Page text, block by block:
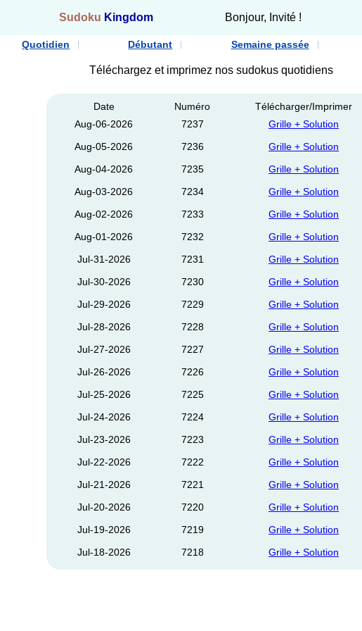
Sudoku Kingdom Bonjour, Invité !
Quotidien Débutant Semaine passée
Téléchargez et imprimez nos sudokus quotidiens
Date Numéro
Télécharger/Imprimer
Aug-06-2026
7237
Grille + Solution
Aug-05-2026
7236
Grille + Solution
Aug-04-2026
7235
Grille + Solution
Aug-03-2026
7234
Grille + Solution
Aug-02-2026
7233
Grille + Solution
Aug-01-2026
7232
Grille + Solution
Jul-31-2026
7231
Grille + Solution
Jul-30-2026
7230
Grille + Solution
Jul-29-2026
7229
Grille + Solution
Jul-28-2026
7228
Grille + Solution
Jul-27-2026
7227
Grille + Solution
Jul-26-2026
7226
Grille + Solution
Jul-25-2026
7225
Grille + Solution
Jul-24-2026
7224
Grille + Solution
Jul-23-2026
7223
Grille + Solution
Jul-22-2026
7222
Grille + Solution
Jul-21-2026
7221
Grille + Solution
Jul-20-2026
7220
Grille + Solution
Jul-19-2026
7219
Grille + Solution
Jul-18-2026
7218 Grille + Solution